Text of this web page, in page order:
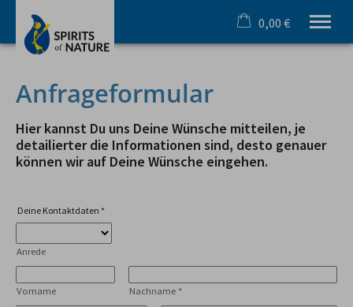
Sommer
Winter
Team & Incentive
Schule & Azubi
Infos
0,00 €
Anfrageformular
Hier kannst Du uns Deine Wünsche mitteilen, je
detailierter die Informationen sind, desto genauer
können wir auf Deine Wünsche eingehen.
Deine Kontaktdaten *
Anrede
Vorname Nachname *